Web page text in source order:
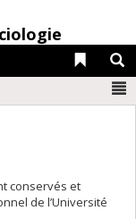
Liens
conservés et
de l’Université